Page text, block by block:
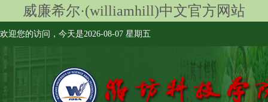
威廉希尔·(williamhill)中文官方网站
欢迎您的访问，今天是2026-08-07 星期五